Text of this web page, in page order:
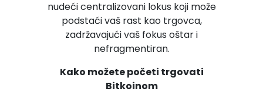
nudeći centralizovani lokus koji može
podstaći vaš rast kao trgovca,
zadržavajući vaš fokus oštar i
nefragmentiran.
Kako možete početi trgovati
Bitkoinom